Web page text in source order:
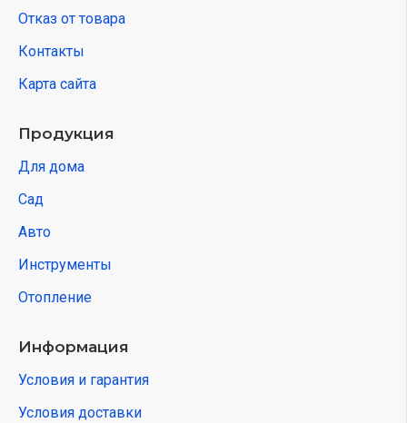
Отказ от товара
Контакты
Карта сайта
Продукция
Для дома
Сад
Авто
Инструменты
Отопление
Информация
Условия и гарантия
Условия доставки